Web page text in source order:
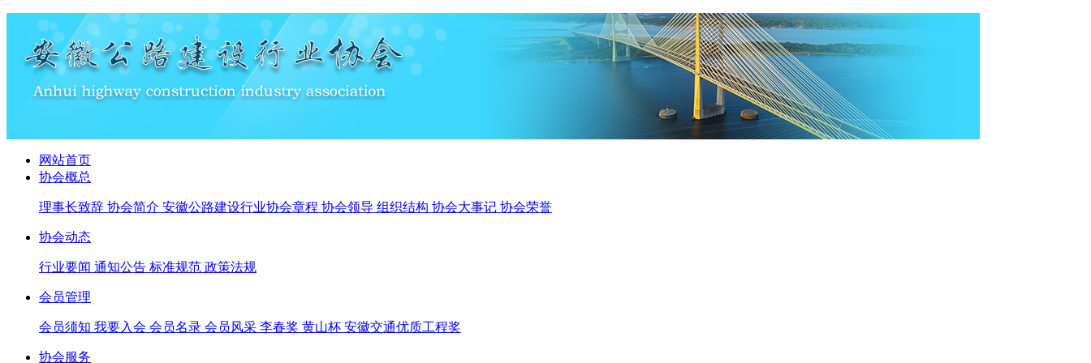
网站首页
协会概总
理事长致辞 协会简介 安徽公路建设行业协会章程 协会领导 组织结构 协会大事记 协会荣誉
协会动态
行业要闻 通知公告 标准规范 政策法规
会员管理
会员须知 我要入会 会员名录 会员风采 李春奖 黄山杯 安徽交通优质工程奖
协会服务